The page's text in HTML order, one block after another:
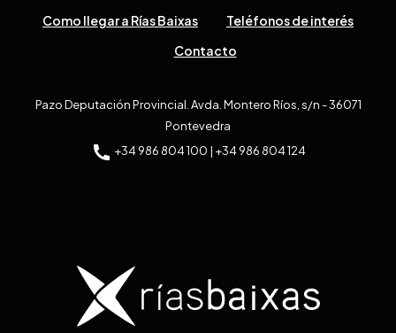
Como llegar a Rías Baixas
Teléfonos de interés
Contacto
Pazo Deputación Provincial. Avda. Montero Ríos, s/n - 36071
Pontevedra
+34 986 804 100 | +34 986 804 124